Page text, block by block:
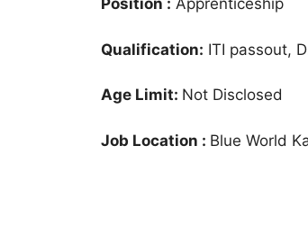
Position : Apprenticeship
Qualification: ITI passout,
Age Limit: Not Disclosed
Job Location : Blue World